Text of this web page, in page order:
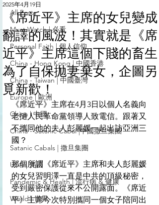
All Posts
Must Watch | 必看
Personal Faith | 個人信仰
China - Hong Kong | 中國香港
China - Taiwan | 中國臺灣
Europe | 歐洲
China | 中國
China - Satanic Cabal |中國撒旦集團
Satanic Cabals | 撒旦集團
USA | 美國
Pandemic & Health | 流行病 & 健康
World | 世界
《席近平》主席的女兒變成
翻譯的風波！其實就是《席
近平》主席這個下賤的畜生
為了自保拋妻棄女，企圖另
覓新歡！
2025年4月19日
《席近平》主席在4月3日以個人名義向
老撾人民革命黨領導人致電信。跟著又
不攜同他的夫人彭麗媛一起出訪亞洲三
國？
那個所謂《席近平》主席和夫人彭麗媛
的女兒習明澤一直是中共的頂級秘密，
受到嚴密保護從來不公開露面。《席近
平》主席今次特別攜同一個女子陪同出